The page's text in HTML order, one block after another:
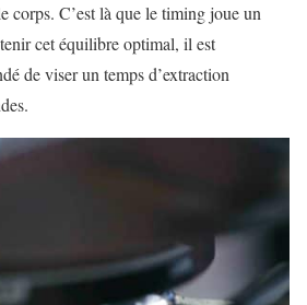
corps. C’est là que le timing joue un
cet équilibre optimal, il est
de viser un temps d’extraction